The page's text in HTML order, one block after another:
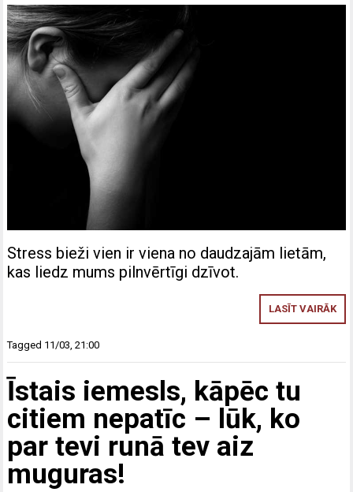
Stress bieži vien ir viena no daudzajām lietām,
kas liedz mums pilnvērtīgi dzīvot.
LASĪT VAIRĀK
Tagged 11/03 ,21:00
Īstais iemesls, kāpēc tu
citiem nepatīc – lūk, ko
par tevi runā tev aiz
muguras!